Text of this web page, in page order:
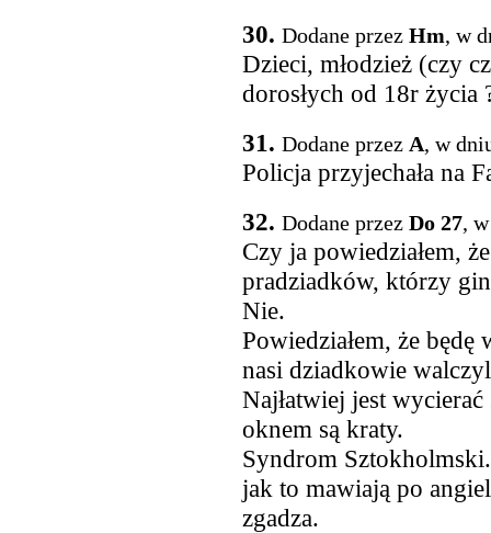
30. Dodane przez Hm, w
Dzieci, młodzież (czy
dorosłych od 18r życia
31. Dodane przez A, w
Policja przyjechała na
32. Dodane przez Do 27,
Czy ja powiedziałem,
pradziadków, którzy
Nie.
Powiedziałem, że
nasi dziadkowie
Najłatwiej jest
oknem są kraty.
Syndrom
jak to mawiają po
zgadza.